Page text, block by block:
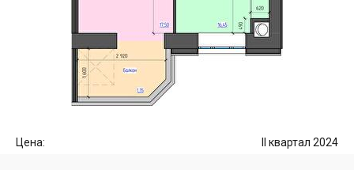
Цена: II квартал 2024